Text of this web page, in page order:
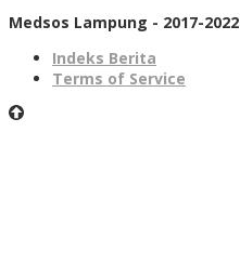
Medsos Lampung - 2017-2022
Indeks Berita
Terms of Service